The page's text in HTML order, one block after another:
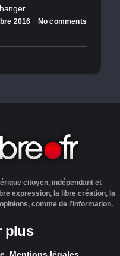
2016 No comments
citoyen, indépendant et
expression, la libre création, la
comme de l’information.
plus